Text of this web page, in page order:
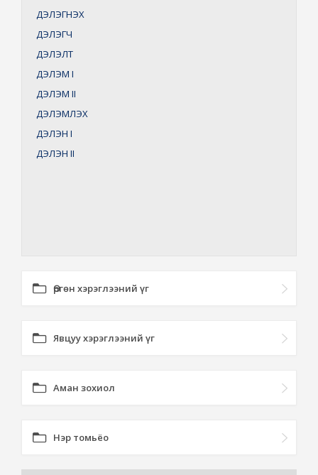
ДЭЛЭГНЭХ
ДЭЛЭГЧ
ДЭЛЭЛТ
ДЭЛЭМ I
ДЭЛЭМ II
ДЭЛЭМЛЭХ
ДЭЛЭН I
ДЭЛЭН II
Өргөн хэрэглээний үг
Явцуу хэрэглээний үг
Аман зохиол
Нэр томьёо